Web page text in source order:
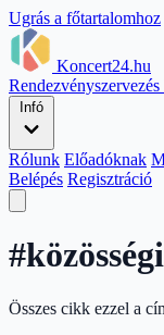
Ugrás a főtartalomhoz
Koncert24.hu
Rendezvényszervezés
Infó
Rólunk Előadóknak
Belépés Regisztráció
Összes cikk ezzel a